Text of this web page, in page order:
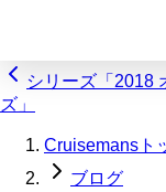
シリーズ「2018
ズ」
Cruisemansト
ブログ